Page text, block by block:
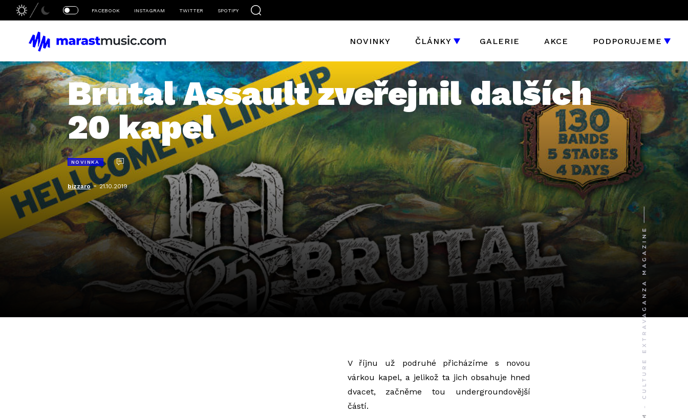
FACEBOOK INSTAGRAM TWITTER SPOTIFY
NOVINKY ČLÁNKY GALERIE AKCE PODPORUJEME
Brutal Assault zveřejnil dalších
20 kapel
NOVINKA
bizzaro-21.10.2019
V říjnu už podruhé přicházíme s novou
várkou kapel, a jelikož ta jich obsahuje hned
dvacet, začněme tou undergroundovější
částí.